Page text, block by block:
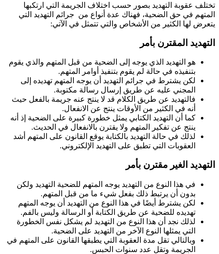
تختلف عقوبة التهديد بصور حسب اختلاف الجريمة التي ارتكبها
المتهم في حق الضحية، فهناك عدة أنواع من جرائم التهديد التي
يتعرض لها الكثير من الأشخاص والتي تتمثل في الآتي:
التهديد المقترن بأمر
هو التهديد الذي يوجه إلى الضحية من قبل المتهم والذي يقوم
بتنفيذه في حالة لم يقوم بتنفيذ أوامر المتهم.
لكن يشترط في جرائم التهديد أن يوجه المتهم تهديده إلى
المجني عليه عن طريق إرسال رسالة مكتوبة.
فالتهديد عن طريق الكلام قد لا ينتج عنه جريمة بالفعل حيث
أنه في الكثير من الأوقات ينتج عن الانفعال.
كما أن التهديد الكتابي يمثل خطورة كبيرة على الضحية إذ أنه
ينتج عن تفكير المتهم ولا يقترن بالانفعال في الحديث.
لذلك في حالة التهديد بالكتابة يوقع القانون على المتهم أشد
العقوبات التي تطبق على التهديد الإلكتروني.
التهديد الغير مقترن بأمر
في هذا النوع من التهديد يوجه المتهم للضحية التهديد ولكن
بدون أن يرتبط ذلك بفعل شيء ما من قبل المتهم.
لكن يشترط أيضًا في هذا النوع من التهديد أن يوجه المتهم
تهديده للضحية عن طريق الكتابة أو الرسالة وليس بالفم.
لذلك نجد أن هذا النوع من التهديد لم يشكل نفس الخطورة
التي يمثلها النوع الآخر من التهديد على الضحية.
وبالتالي تقل مدة العقوبة التي يطبقها القانون على المتهم في
الجريمة وتقل عدد سنوات الحبس.